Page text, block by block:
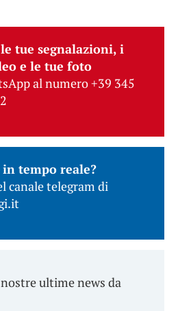
tue segnalazioni, i
e le tue foto
al numero +39 345
tempo reale?
canale telegram di
ultime news da